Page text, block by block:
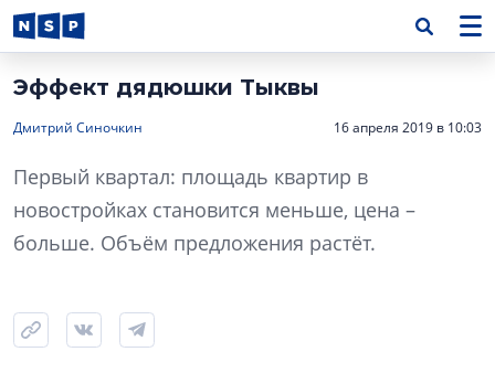
Эффект дядюшки Тыквы
Дмитрий Синочкин 16 апреля 2019 в 10:03
Первый квартал: площадь квартир в
новостройках становится меньше, цена –
больше. Объём предложения растёт.